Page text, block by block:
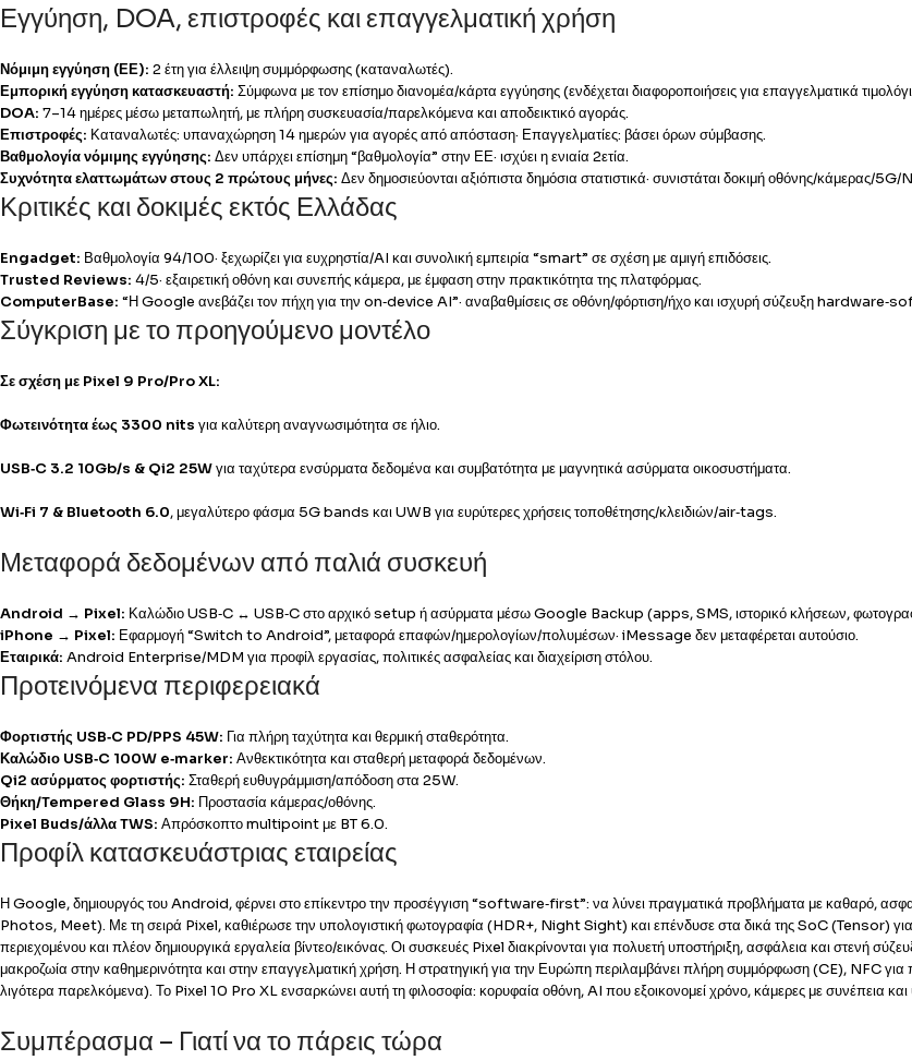
Εγγύηση, DOA, επιστροφές και επαγγελματική χρήση
Νόμιμη εγγύηση (ΕΕ): 2 έτη για έλλειψη συμμόρφωσης (καταναλωτές).
Εμπορική εγγύηση κατασκευαστή: Σύμφωνα με τον επίσημο διανομέα/κάρτα εγγύησης (ενδέχεται διαφοροποιήσεις για επαγγελματικά
DOA: 7–14 ημέρες μέσω μεταπωλητή, με πλήρη συσκευασία/παρελκόμενα και αποδεικτικό αγοράς.
Επιστροφές: Καταναλωτές: υπαναχώρηση 14 ημερών για αγορές από απόσταση· Επαγγελματίες: βάσει όρων σύμβασης.
Βαθμολογία νόμιμης εγγύησης: Δεν υπάρχει επίσημη “βαθμολογία” στην ΕΕ· ισχύει η ενιαία 2ετία.
Συχνότητα ελαττωμάτων στους 2 πρώτους μήνες: Δεν δημοσιεύονται αξιόπιστα δημόσια στατιστικά· συνιστάται δοκιμή οθόνης/κάμερας/
Κριτικές και δοκιμές εκτός Ελλάδας
Engadget: Βαθμολογία 94/100· ξεχωρίζει για ευχρηστία/AI και συνολική εμπειρία “smart” σε σχέση με αμιγή επιδόσεις.
Trusted Reviews: 4/5· εξαιρετική οθόνη και συνεπής κάμερα, με έμφαση στην πρακτικότητα της πλατφόρμας.
ComputerBase: “Η Google ανεβάζει τον πήχη για την on‑device AI”· αναβαθμίσεις σε οθόνη/φόρτιση/ήχο και ισχυρή σύζευξη
Σύγκριση με το προηγούμενο μοντέλο
Σε σχέση με Pixel 9 Pro/Pro XL:
Φωτεινότητα έως 3300 nits για καλύτερη αναγνωσιμότητα σε ήλιο.
USB‑C 3.2 10Gb/s & Qi2 25Wγια ταχύτερα ενσύρματα δεδομένα και συμβατότητα με μαγνητικά ασύρματα οικοσυστήματα.
Wi‑Fi 7 & Bluetooth 6.0, μεγαλύτερο φάσμα 5G bands και UWB για ευρύτερες χρήσεις τοποθέτησης/κλειδιών/air‑tags.
Μεταφορά δεδομένων από παλιά συσκευή
Android → Pixel: Καλώδιο USB‑C ↔ USB‑C στο αρχικό setup ή ασύρματα μέσω Google Backup (apps, SMS, ιστορικό κλήσεων,
iPhone → Pixel: Εφαρμογή “Switch to Android”, μεταφορά επαφών/ημερολογίων/πολυμέσων· iMessage δεν μεταφέρεται αυτούσιο.
Εταιρικά: Android Enterprise/MDM για προφίλ εργασίας, πολιτικές ασφαλείας και διαχείριση στόλου.
Προτεινόμενα περιφερειακά
Φορτιστής USB‑C PD/PPS 45W: Για πλήρη ταχύτητα και θερμική σταθερότητα.
Καλώδιο USB‑C 100W e‑marker: Ανθεκτικότητα και σταθερή μεταφορά δεδομένων.
Qi2 ασύρματος φορτιστής: Σταθερή ευθυγράμμιση/απόδοση στα 25W.
Θήκη/Tempered Glass 9H: Προστασία κάμερας/οθόνης.
Pixel Buds/άλλα TWS: Απρόσκοπτο multipoint με BT 6.0.
Προφίλ κατασκευάστριας εταιρείας
Η Google, δημιουργός του Android, φέρνει στο επίκεντρο την προσέγγιση “software‑first”: να λύνει πραγματικά προβλήματα με καθαρό,
Photos, Meet). Με τη σειρά Pixel, καθιέρωσε την υπολογιστική φωτογραφία (HDR+, Night Sight) και επένδυσε στα δικά της SoC (Tensor)
περιεχομένου και πλέον δημιουργικά εργαλεία βίντεο/εικόνας. Οι συσκευές Pixel διακρίνονται για πολυετή υποστήριξη, ασφάλεια και στενή
μακροζωία στην καθημερινότητα και στην επαγγελματική χρήση. Η στρατηγική για την Ευρώπη περιλαμβάνει πλήρη συμμόρφωση (CE), NFC για
λιγότερα παρελκόμενα). Το Pixel 10 Pro XL ενσαρκώνει αυτή τη φιλοσοφία: κορυφαία οθόνη, AI που εξοικονομεί χρόνο, κάμερες με συνέπεια και
Συμπέρασμα – Γιατί να το πάρεις τώρα